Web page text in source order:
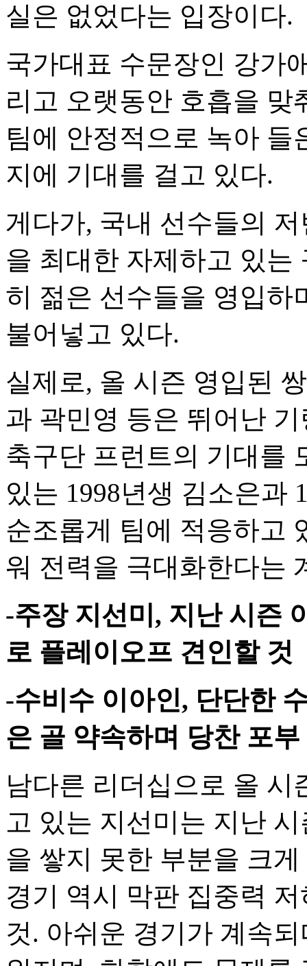
실은 없었다는 입장이다.
국가대표 수문장인 강가
리고 오랫동안 호흡을 맞
팀에 안정적으로 녹아
지에 기대를 걸고 있다.
게다가, 국내 선수들의
을 최대한 자제하고 있는
히 젊은 선수들을 영입하
불어넣고 있다.
실제로, 올 시즌 영입된
과 곽민영 등은 뛰어난
축구단 프런트의 기대를
있는 1998년생 김소은과
순조롭게 팀에 적응하고
워 전력을 극대화한다는
-주장 지선미, 지난 시즌
로 플레이오프 견인할 것
-수비수 이아인, 단단한
은 골 약속하며 당찬 포부
남다른 리더십으로 올
고 있는 지선미는 지난
을 쌓지 못한 부분을 크
경기 역시 막판 집중력
것. 아쉬운 경기가 계속